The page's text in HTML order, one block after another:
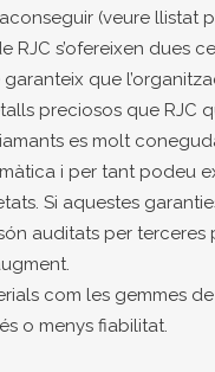
(veure llistat
RJC s’ofereixen dues
que
preciosos que RJC
es molt
i per tant podeu
Si aquestes
auditats per
com les gemmes
o menys fiabilitat.